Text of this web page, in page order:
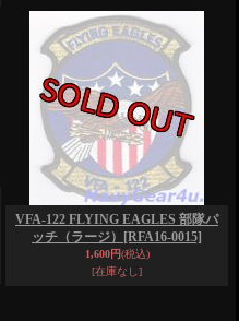
VFA-122 FLYING EAGLES 部隊パ
ッチ（ラージ）
[RFA16-0015]
1,600円(税込)
[在庫なし]